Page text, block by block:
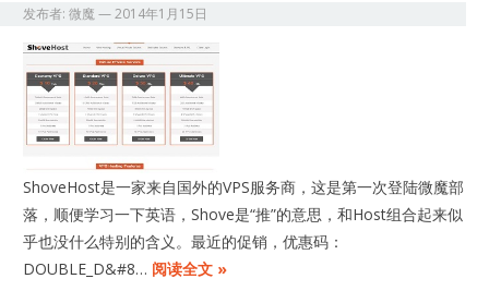
发布者:微魔—2014年1月15日
ShoveHost是一家来自国外的VPS服务商，这是第一次登陆微魔部
落，顺便学习一下英语，Shove是“推”的意思，和Host组合起来似
乎也没什么特别的含义。最近的促销，优惠码：
DOUBLE_D&#8… 阅读全文 »